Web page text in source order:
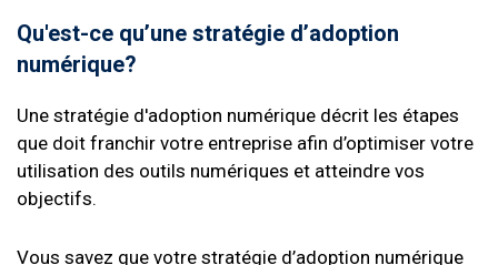
Qu'est-ce qu’une stratégie d’adoption
numérique?
Une stratégie d'adoption numérique décrit les étapes
que doit franchir votre entreprise afin d’optimiser votre
utilisation des outils numériques et atteindre vos
objectifs.
Vous savez que votre stratégie d’adoption numérique